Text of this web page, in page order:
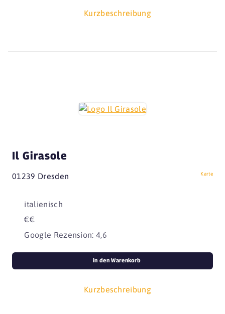
Kurzbeschreibung
Il Girasole
01239 Dresden Karte
italienisch
€€
Google Rezension: 4,6
Kurzbeschreibung
in den Warenkorb